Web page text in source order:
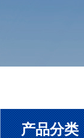
产品分类